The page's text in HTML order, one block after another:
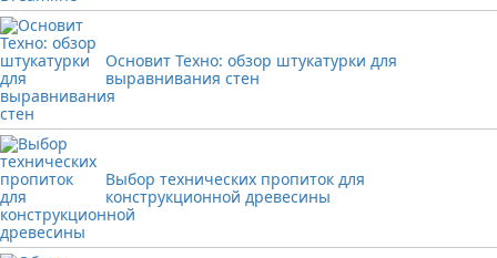
Основит Техно: обзор штукатурки для
выравнивания стен
Выбор технических пропиток для
конструкционной древесины